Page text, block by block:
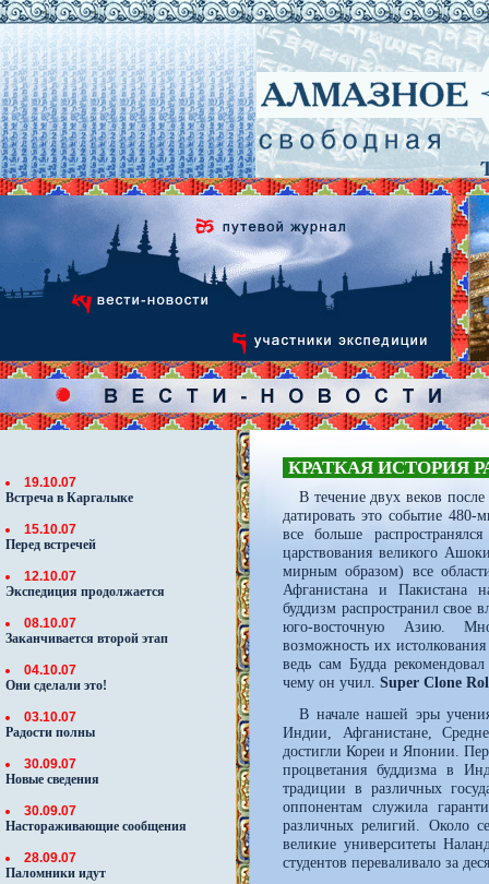
19.10.07
Встреча в Каргалыке
15.10.07
Перед встречей
12.10.07
Экспедиция продолжается
08.10.07
Заканчивается второй этап
04.10.07
Они сделали это!
03.10.07
Радости полны
30.09.07
Новые сведения
30.09.07
Настораживающие сообщения
28.09.07
Паломники идут
КРАТКАЯ ИСТОРИЯ
В течение двух веков
датировать это событие
все больше
царствования великого
мирным образом) все
Афганистана и Пакистана
буддизм распространил свое
юго-восточную Азию.
возможность их
ведь сам Будда
чему он учил. Super Clone
В начале нашей эры
Индии, Афганистане,
достигли Кореи и Японии.
процветания буддизма в
традиции в различных
оппонентам служила
различных религий. Около
великие университеты
студентов переваливало за